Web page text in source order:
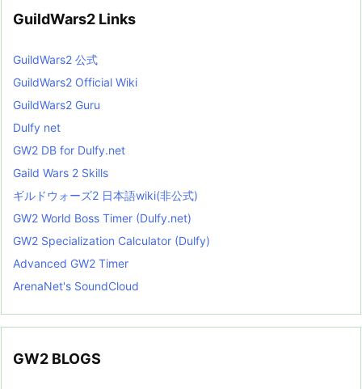
GuildWars2 Links
GuildWars2 公式
GuildWars2 Official Wiki
GuildWars2 Guru
Dulfy net
GW2 DB for Dulfy.net
Gaild Wars 2 Skills
ギルドウォーズ2 日本語wiki(非公式)
GW2 World Boss Timer (Dulfy.net)
GW2 Specialization Calculator (Dulfy)
Advanced GW2 Timer
ArenaNet's SoundCloud
GW2 BLOGS